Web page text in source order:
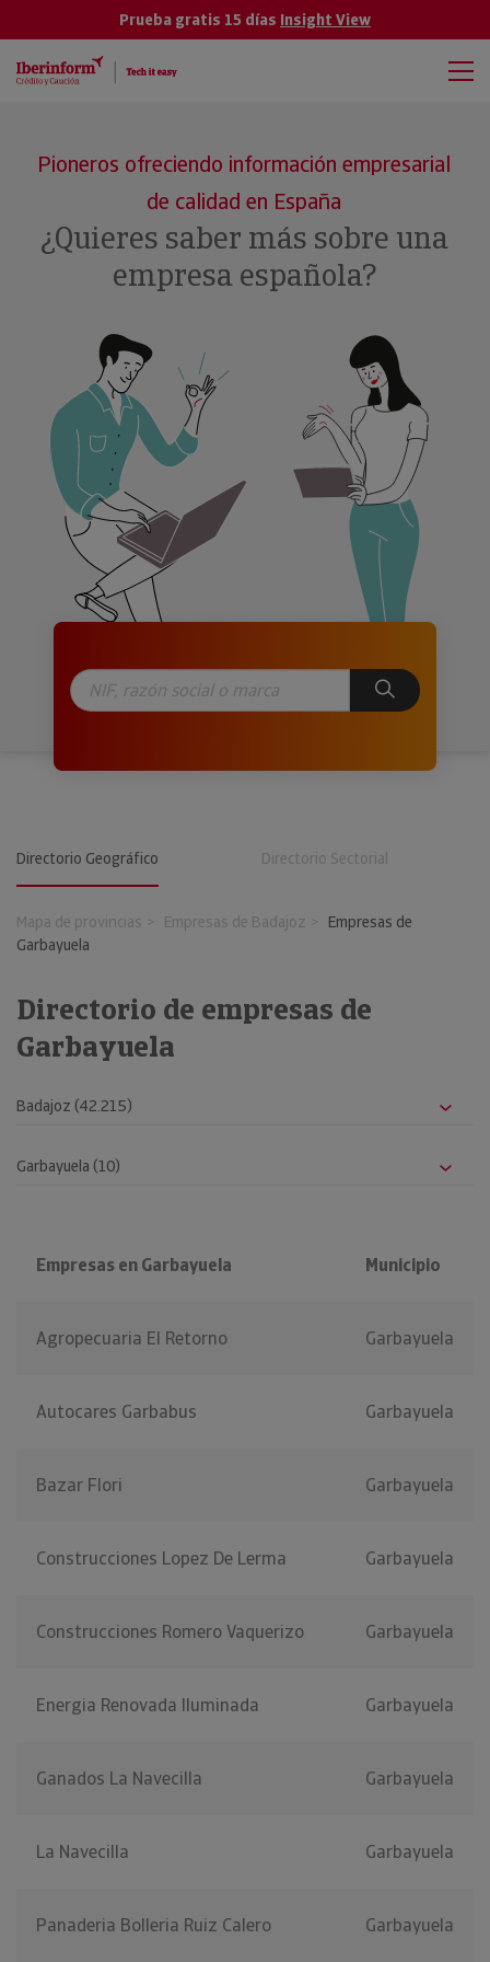
Prueba gratis 15 días Insight View
Pioneros ofreciendo información empresarial
de calidad en España
¿Quieres saber más sobre una
empresa española?
Directorio Geográfico Directorio Sectorial
Mapa de provincias Empresas de Badajoz
Empresas de
Garbayuela
Directorio de empresas de
Garbayuela
Empresas en Garbayuela Municipio
Agropecuaria El Retorno Garbayuela
Autocares Garbabus Garbayuela
Bazar Flori Garbayuela
Construcciones Lopez De Lerma Garbayuela
Construcciones Romero Vaquerizo Garbayuela
Energia Renovada Iluminada Garbayuela
Ganados La Navecilla Garbayuela
La Navecilla Garbayuela
Panaderia Bolleria Ruiz Calero Garbayuela